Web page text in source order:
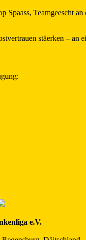
Spaass, Teamgeescht
stäerken – an
e.V.